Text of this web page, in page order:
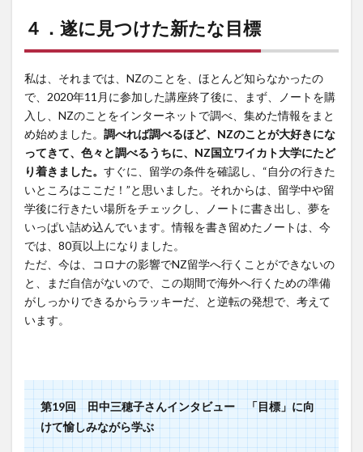
４． 遂に見つけた新たな目標
私は、それまでは、NZのことを、ほとんど知らなかったの
で、2020年11月に参加した講座終了後に、まず、ノートを購
入し、NZのことをインターネットで調べ、集めた情報をまと
め始めました。 調べれば調べるほど、NZのことが大好きにな
ってきて、色々と調べるうちに、NZ国立ワイカト大学にたど
り着きました。 すぐに、留学の条件を確認し、“自分の行きた
いところはここだ！”と思いました。それからは、留学中や留
学後に行きたい場所をチェックし、ノートに書き出し、夢を
いっぱい詰め込んでいます。情報を書き留めたノートは、今
では、80頁以上になりました。
ただ、今は、コロナの影響でNZ留学へ行くことができないの
と、まだ自信がないので、この期間で海外へ行くための準備
がしっかりできるからラッキーだ、と逆転の発想で、考えて
います。
第19回 田中三穂子さんインタビュー 「目標」に向
けて愉しみながら学ぶ